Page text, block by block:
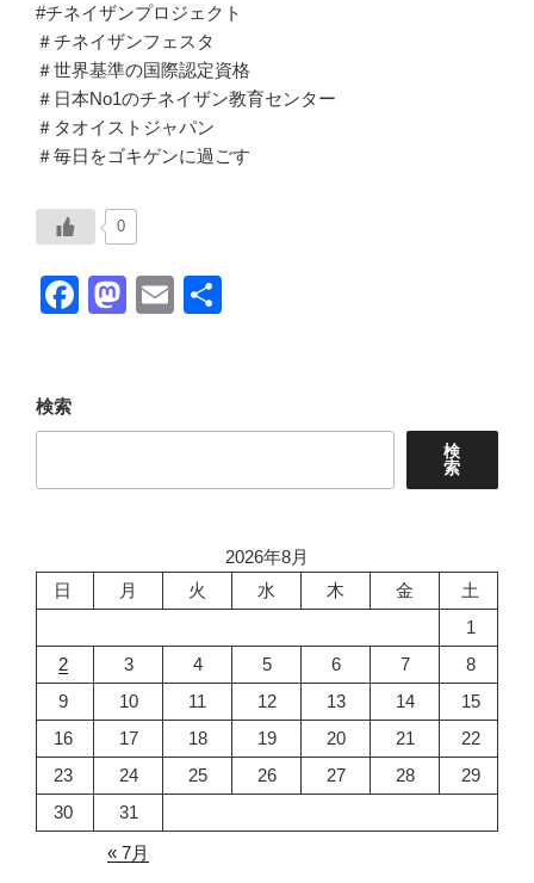
#チネイザンプロジェクト
＃チネイザンフェスタ
＃世界基準の国際認定資格
＃日本No1のチネイザン教育センター
＃タオイストジャパン
＃毎日をゴキゲンに過ごす
0
F
o
k
M
o
E
検索
検
索
2026年8月
日
月 火 水 木 金
土
1
2
3 4 5 6 7
8
9
10 11 12 13 14
15
16
17 18 19 20 21
22
23
24 25 26 27 28
29
30
31
« 7月